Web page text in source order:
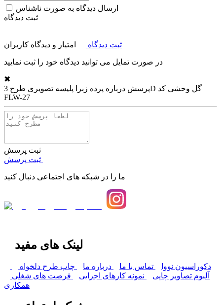
ارسال دیدگاه به صورت ناشناس
ثبت دیدگاه
ثبت دیدگاه امتیاز و دیدگاه کاربران
در صورت تمایل می توانید دیدگاه خود را ثبت نمایید
✖
پرسش درباره
پرده زبرا پلیسه تصویری طرح 3D گل وحشی کد
FLW-27
ثبت پرسش
ما را در شبکه های اجتماعی دنبال کنید
لینک های مفید
دکوراسیون نووا تماس با ما درباره ما
چاپ طرح دلخواه
آلبوم تصاویر چاپی
نمونه کارهای اجرایی
فرصت های شغلی
همکاری